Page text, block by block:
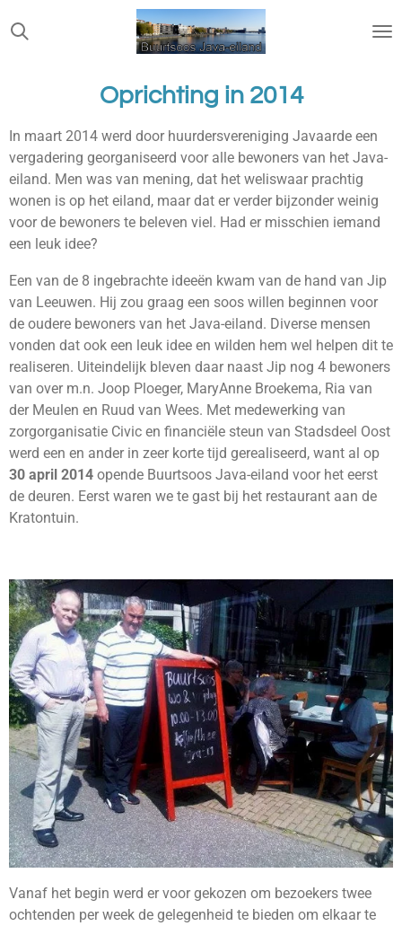
Ga
direct
Oprichting in 2014
In maart 2014 werd door huurdersvereniging Javaarde een
vergadering georganiseerd voor alle bewoners van het Java-
eiland. Men was van mening, dat het weliswaar prachtig
wonen is op het eiland, maar dat er verder bijzonder weinig
voor de bewoners te beleven viel. Had er misschien iemand
een leuk idee?
Een van de 8 ingebrachte ideeën kwam van de hand van Jip
van Leeuwen. Hij zou graag een soos willen beginnen voor
de oudere bewoners van het Java-eiland. Diverse mensen
vonden dat ook een leuk idee en wilden hem wel helpen dit te
realiseren. Uiteindelijk bleven daar naast Jip nog 4 bewoners
van over m.n. Joop Ploeger, MaryAnne Broekema, Ria van
der Meulen en Ruud van Wees. Met medewerking van
zorgorganisatie Civic en financiële steun van Stadsdeel Oost
werd een en ander in zeer korte tijd gerealiseerd, want al op
30 april 2014 opende Buurtsoos Java-eiland voor het eerst
de deuren. Eerst waren we te gast bij het restaurant aan de
Kratontuin.
Vanaf het begin werd er voor gekozen om bezoekers twee
ochtenden per week de gelegenheid te bieden om elkaar te